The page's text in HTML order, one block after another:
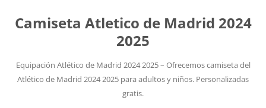
Camiseta Atletico de Madrid 2024
2025
Equipación Atlético de Madrid 2024 2025 – Ofrecemos camiseta del
Atlético de Madrid 2024 2025 para adultos y niños. Personalizadas
gratis.